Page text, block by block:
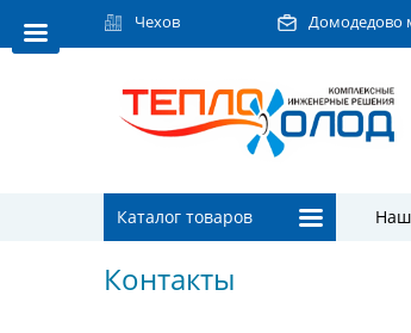
Чехов Домодедово
Каталог товаров
Контакты